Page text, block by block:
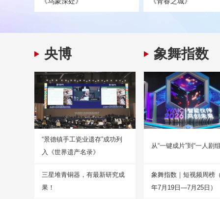
央博
“景德镇手工瓷业遗存”成功列
入《世界遗产名录》
三星堆青铜器，有最新研究成
果！
象舞指数
从“一键成片”到“一人剧
象舞指数｜短视频周榜
年7月19日—7月25日）